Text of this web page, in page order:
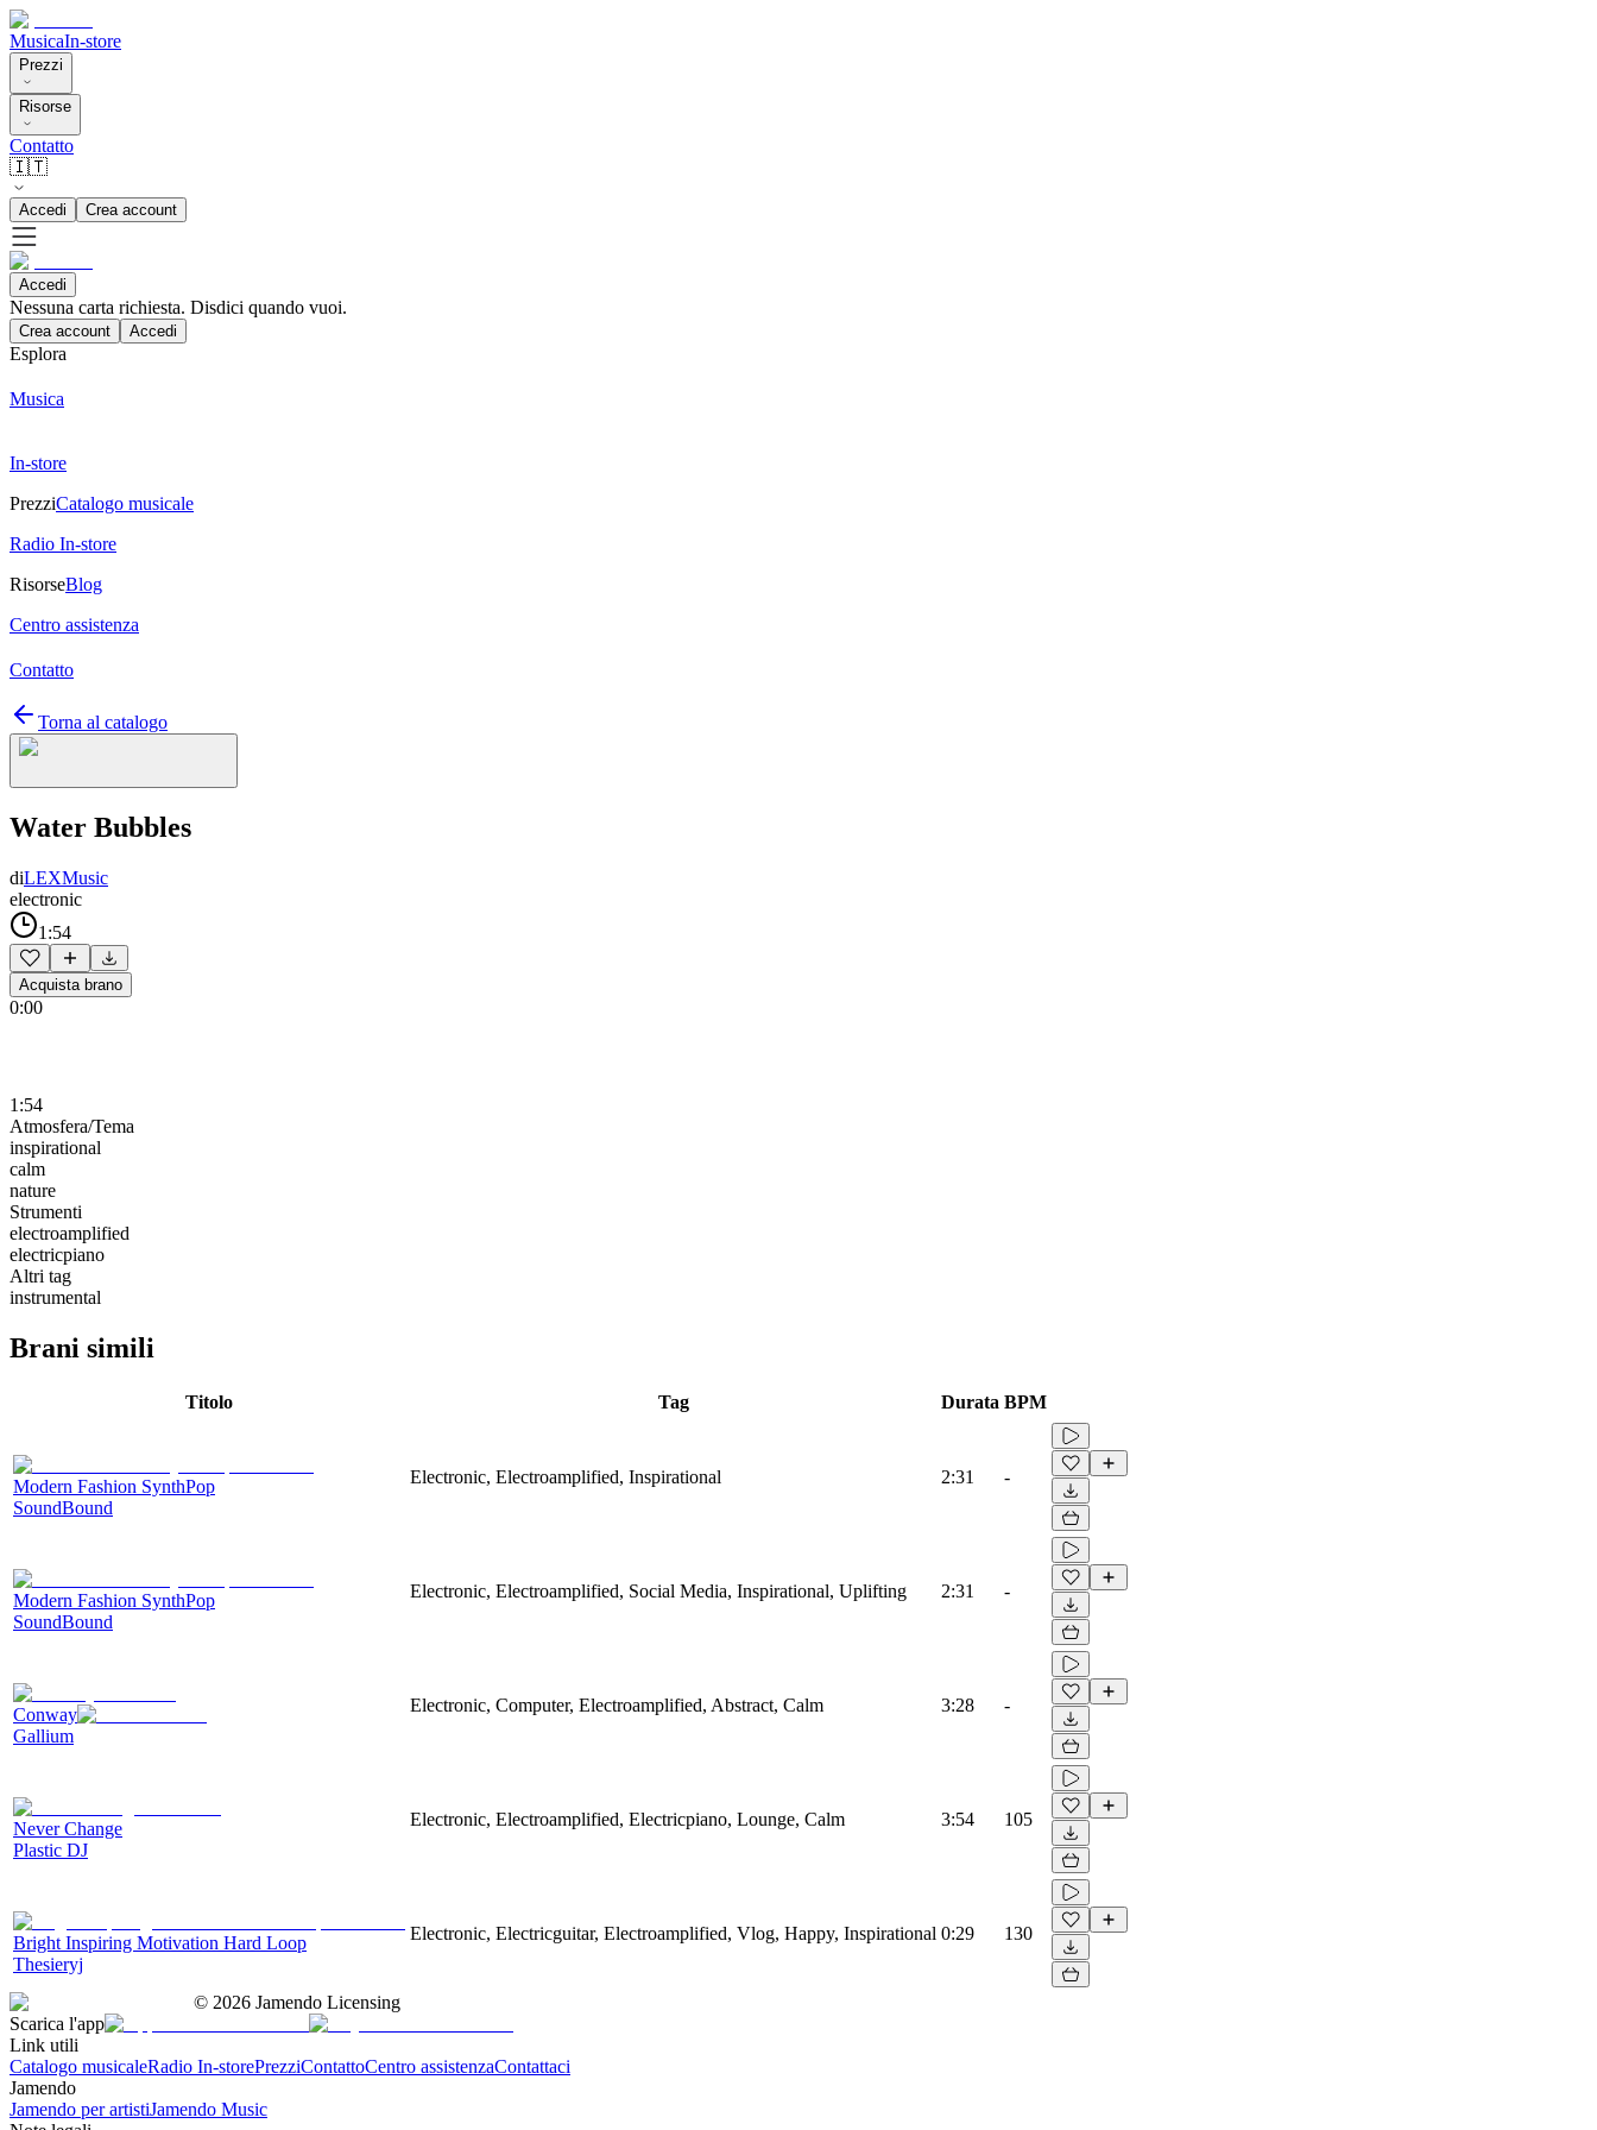
MusicaIn-store
Prezzi
Risorse
Contatto
🇮🇹
Accedi Crea account
Accedi
Nessuna carta richiesta. Disdici quando vuoi.
Crea account Accedi
Esplora
Musica
In-store
PrezziCatalogo musicale
Radio In-store
RisorseBlog
Centro assistenza
Contatto
Torna al catalogo
Water Bubbles
diLEXMusic
electronic
1:54
Acquista brano
0:00
1:54
Atmosfera/Tema
inspirational
calm
nature
Strumenti
electroamplified
electricpiano
Altri tag
instrumental
Brani simili
Titolo Tag Durata BPM
Modern Fashion SynthPop
SoundBound
Electronic, Electroamplified, Inspirational 2:31 -
Modern Fashion SynthPop
SoundBound
Electronic, Electroamplified, Social Media, Inspirational, Uplifting 2:31 -
Conway
Gallium
Electronic, Computer, Electroamplified, Abstract, Calm 3:28 -
Never Change
Plastic DJ
Electronic, Electroamplified, Electricpiano, Lounge, Calm 3:54 105
Bright Inspiring Motivation Hard Loop
Thesieryj
Electronic, Electricguitar, Electroamplified, Vlog, Happy, Inspirational 0:29 130
© 2026 Jamendo Licensing
Scarica l'app
Link utili
Catalogo musicaleRadio In-storePrezziContattoCentro assistenzaContattaci
Jamendo
Jamendo per artistiJamendo Music